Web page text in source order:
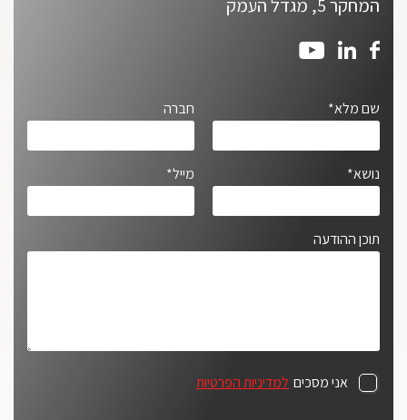
המחקר 5, מגדל העמק
שם מלא* חברה
נושא* מייל*
תוכן ההודעה
אני מסכים למדיניות הפרטיות